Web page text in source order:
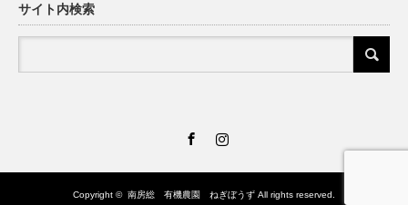
サイト内検索
Copyright © 南房総 有機農園 ねぎぼうず All rights reserved.